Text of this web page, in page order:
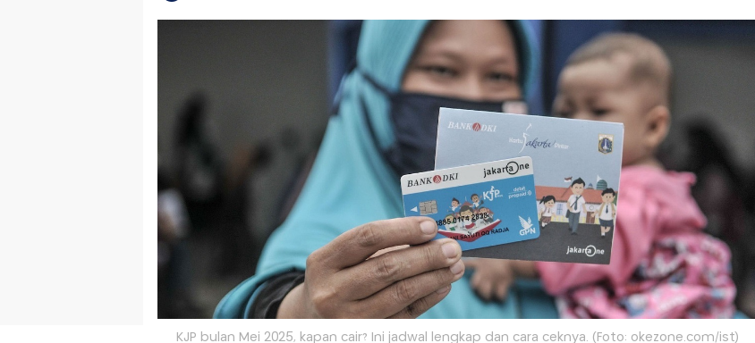
KJP bulan Mei 2025, kapan cair? Ini jadwal lengkap dan cara ceknya. (Foto: okezone.com/ist)